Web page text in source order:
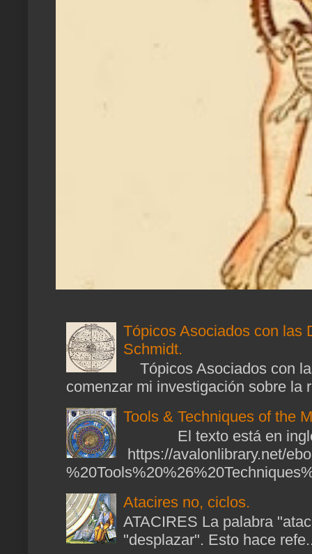
Tópicos Asociados con las
Schmidt.
Tópicos Asociados con
comenzar mi investigación sobre la
Tools & Techniques of the
El texto está en
https://avalonlibrary.net/
Atacires no, ciclos.
ATACIRES La palabra
"desplazar". Esto hace